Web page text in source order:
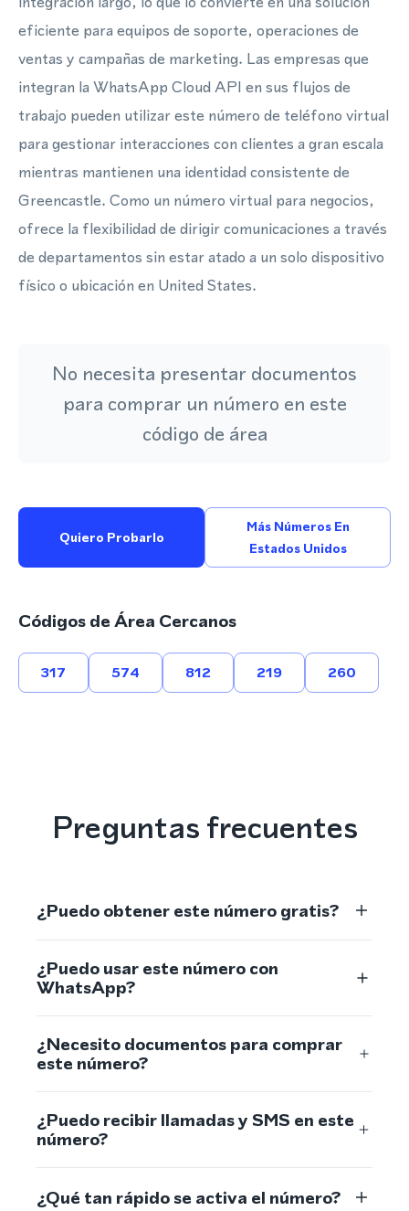
eficiente para equipos de soporte, operaciones de
ventas y campañas de marketing. Las empresas que
integran la WhatsApp Cloud API en sus flujos de
trabajo pueden utilizar este número de teléfono virtual
para gestionar interacciones con clientes a gran escala
mientras mantienen una identidad consistente de
Greencastle. Como un número virtual para negocios,
ofrece la flexibilidad de dirigir comunicaciones a través
de departamentos sin estar atado a un solo dispositivo
físico o ubicación en United States.
No necesita presentar documentos
para comprar un número en este
código de área
Quiero Probarlo
Más Números En
Estados Unidos
Códigos de Área Cercanos
317 574 812 219 260
Preguntas frecuentes
¿Puedo obtener este número gratis?
¿Puedo usar este número con
WhatsApp?
¿Necesito documentos para comprar
este número?
¿Puedo recibir llamadas y SMS en este
número?
¿Qué tan rápido se activa el número?